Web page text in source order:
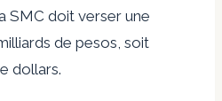
SMC doit verser une
de pesos, soit
dollars.